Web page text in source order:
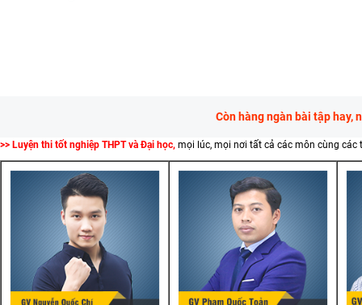
Còn hàng ngàn bài tập hay,
>> Luyện thi tốt nghiệp THPT và Đại học, mọi lúc, mọi nơi tất cả các môn cùng các